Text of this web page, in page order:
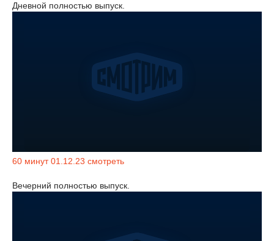
Дневной полностью выпуск.
60 минут 01.12.23 смотреть
Вечерний полностью выпуск.